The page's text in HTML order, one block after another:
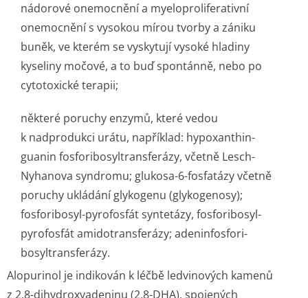
nádorové onemocnění a myeloproliferativní
onemocnění s vysokou mírou tvorby a zániku
buněk, ve kterém se vyskytují vysoké hladiny
kyseliny močové, a to buď spontánně, nebo po
cytotoxické terapii;
některé poruchy enzymů, které vedou
k nadprodukci urátu, například: hypoxanthin-
guanin fosforibosyltran­sferázy, včetně Lesch-
Nyhanova syndromu; glukosa-6-fosfatázy včetně
poruchy ukládání glykogenu (glykogenosy);
fosforibosyl-pyrofosfát syntetázy, fosforibosyl-
pyrofosfát amidotransferázy; adeninfosfori­
bosyltransferá­zy.
Alopurinol je indikován k léčbě ledvinových kamenů
z 2,8-dihydroxyadeninu (2,8-DHA), spojených